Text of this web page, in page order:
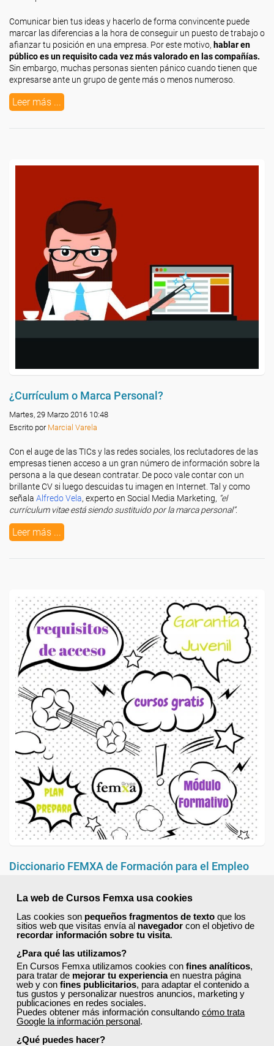
La web de Cursos Femxa usa cookies
Las cookies son pequeños fragmentos de texto que los
sitios web que visitas envía al navegador con el objetivo de
recordar información sobre tu visita.
¿Para qué las utilizamos?
En Cursos Femxa utilizamos cookies con fines analíticos,
para tratar de mejorar tu experienciaen nuestra página
web y con fines publicitarios, para adaptar el contenido a
tus gustos y personalizar nuestros anuncios, marketing y
publicaciones en redes sociales.
Puedes obtener más información consultando cómo trata
Google la información personal.
¿Qué puedes hacer?
Comunicar bien tus ideas y hacerlo de forma convincente puede
marcar las diferencias a la hora de conseguir un puesto de trabajo o
afianzar tu posición en una empresa. Por este motivo, hablar en
público es un requisito cada vez más valorado en las compañías.
Sin embargo, muchas personas sienten pánico cuando tienen que
expresarse ante un grupo de gente más o menos numeroso.
Leer más ...
¿Currículum o Marca Personal?
Martes, 29 Marzo 2016 10:48
Escrito por Marcial Varela
Con el auge de las TICs y las redes sociales, los reclutadores de las
empresas tienen acceso a un gran número de información sobre la
persona a la que desean contratar. De poco vale contar con un
brillante CV si luego descuidas tu imagen en Internet. Tal y como
señala Alfredo Vela, experto en Social Media Marketing, “el
currículum vitae está siendo sustituido por la marca personal”.
Leer más ...
Diccionario FEMXA de Formación para el Empleo
Escrito porCristina Hermida
Algunas de las preguntas más recurrentes que nos planteáis a
diario a través del chat, correo electrónico, teléfono, redes sociales o
entendéis su significado. Es por ello, que se nos ha ocurrido crear un
“Diccionario Femxa”, en el que recopilaremos estas palabras y
al que podréis acudir cuando tengáis dudas de su significado.
Leer más ...